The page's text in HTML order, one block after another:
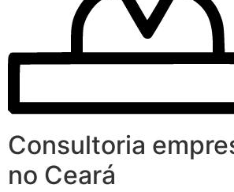
Consultoria
no Ceará